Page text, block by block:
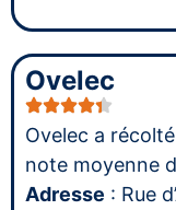
Ovelec
Ovelec a récolté
note moyenne
Adresse : Rue